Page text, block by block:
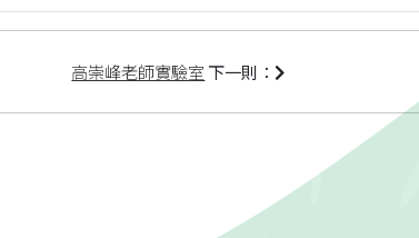
高崇峰老師實驗室 下一則：